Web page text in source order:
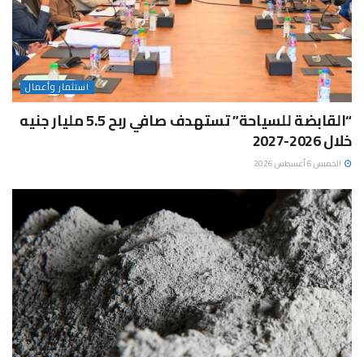
استثمار وأعمال
“القابضة للسياحة” تستهدف صافي ربح 5.5 مليار جنيه
خلال 2026-2027
الخميس 6 أغسطس 2026